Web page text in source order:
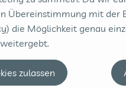
und
Übereinstimmung mit der
die Möglichkeit genau
zulassen